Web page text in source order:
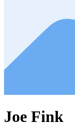
Joe Fink